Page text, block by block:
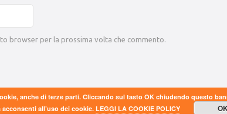
browser per la prossima volta che commento.
anche di terze parti. Cliccando sul tasto OK chiudendo questo
all’uso dei cookie.LEGGI LA COOKIE POLICY